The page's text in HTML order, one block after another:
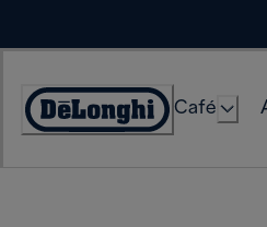
Déclaration
Café